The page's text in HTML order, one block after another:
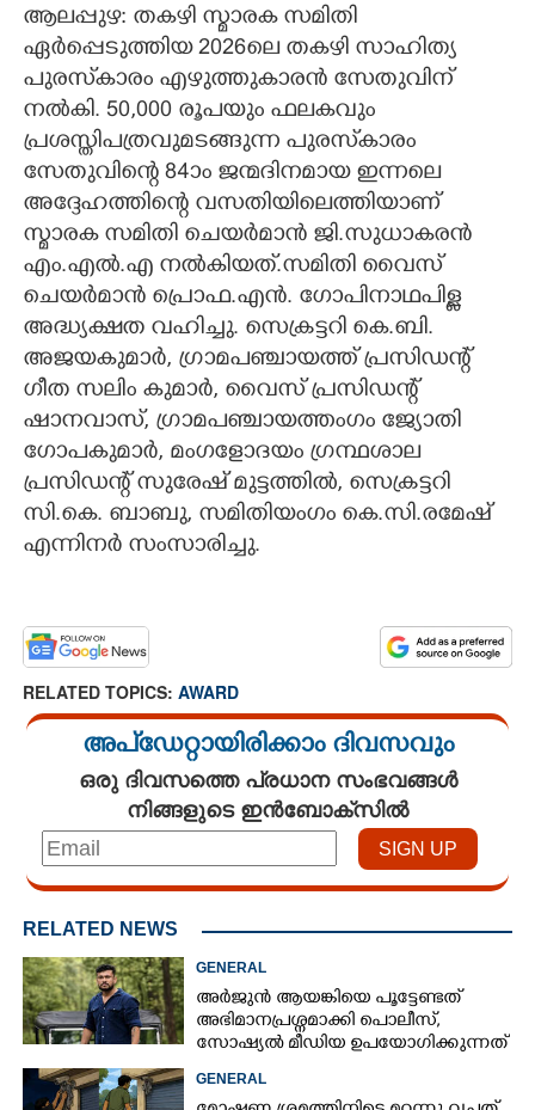
ASTRO
CARTOONS
LITERATURE
ZOOM
CONTACT US
ആലപ്പുഴ: തകഴി സ്മാരക സമിതി
ഏർപ്പെടുത്തിയ 2026ലെ തകഴി സാഹിത്യ
പുരസ്‌കാരം എഴുത്തുകാരൻ സേതുവിന്
നൽകി. 50,000 രൂപയും ഫലകവും
പ്രശസ്തിപത്രവുമടങ്ങുന്ന പുരസ്‌കാരം
സേതുവിന്റെ 84ാം ജന്മദിനമായ ഇന്നലെ
അദ്ദേഹത്തിന്റെ വസതിയിലെത്തിയാണ്
സ്മാരക സമിതി ചെയർമാൻ ജി.സുധാകരൻ
എം.എൽ.എ നൽകിയത്.സമിതി വൈസ്
ചെയർമാൻ പ്രൊഫ.എൻ. ഗോപിനാഥപിള്ള
അദ്ധ്യക്ഷത വഹിച്ചു. സെക്രട്ടറി കെ.ബി.
അജയകുമാർ, ഗ്രാമപഞ്ചായത്ത് പ്രസിഡന്റ്
ഗീത സലിം കുമാർ, വൈസ് പ്രസിഡന്റ്
ഷാനവാസ്, ഗ്രാമപഞ്ചായത്തംഗം ജ്യോതി
ഗോപകുമാർ, മംഗളോദയം ഗ്രന്ഥശാല
പ്രസിഡന്റ് സുരേഷ് മുട്ടത്തിൽ, സെക്രട്ടറി
സി.കെ. ബാബു, സമിതിയംഗം കെ.സി.രമേഷ്
എന്നിനർ സംസാരിച്ചു.
RELATED TOPICS: AWARD
അപ്ഡേറ്റായിരിക്കാം ദിവസവും
ഒരു ദിവസത്തെ പ്രധാന സംഭവങ്ങൾ
നിങ്ങളുടെ ഇൻബോക്സിൽ
RELATED NEWS
GENERAL
അർജുൻ ആയങ്കിയെ പൂട്ടേണ്ടത്
അഭിമാനപ്രശ്നമാക്കി പൊലീസ്,
സാേഷ്യൽ മീഡിയ ഉപയോഗിക്കുന്നത്
മറ്റൊരാളെന്ന് സംശയം
GENERAL